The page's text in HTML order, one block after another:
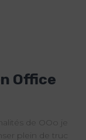
Office
de OOo je
plein de truc